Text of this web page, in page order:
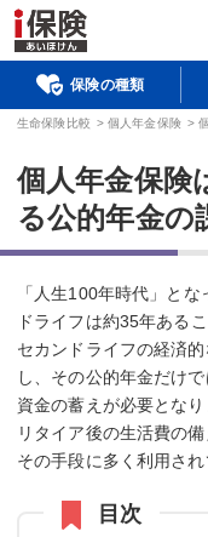
保険の種類
生命保険比較 > 個人年金保険 >
個人年金保険
る公的年金の
「人生100年時代」と
ドライフは約35年ある
セカンドライフの経済
し、その公的年金だけ
資金の蓄えが必要となり
リタイア後の生活費の
その手段に多く利用さ